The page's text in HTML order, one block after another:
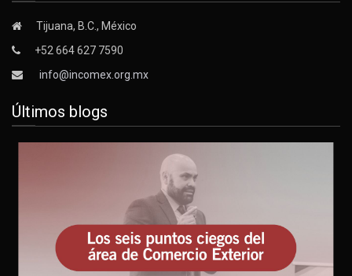
Tijuana, B.C., México
+52 664 627 7590
info@incomex.org.mx
Últimos blogs